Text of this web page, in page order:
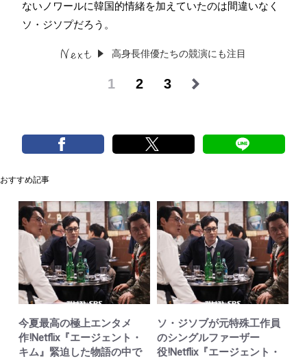
ないノワールに韓国的情緒を加えていたのは間違いなく
ソ・ジソプだろう。
高身長俳優たちの競演にも注目
1 2 3
おすすめ記事
今夏最高の極上エンタメ
作!Netflix『エージェント・
キム』緊迫した物語の中で
ソ・ジソブが元特殊工作員
のシングルファーザー
役!Netflix『エージェント・